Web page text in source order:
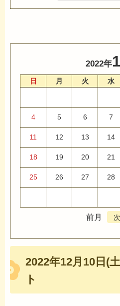
2022年
日 月 火 水
4 5 6 7
11 12 13 14
18 19 20 21
25 26 27 28
前月
2022年12月10日(
ト